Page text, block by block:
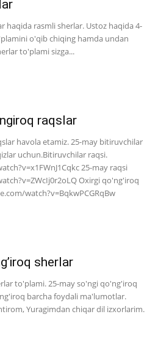
haqida rasmli sherlar. Ustoz haqida 4-
o'qib chiqing hamda undan
to'plami sizga...
raqslar
havola etamiz. 25-may bitiruvchilar
uchun.Bitiruvchilar raqsi.
25-may raqsi
Oxirgi qo'ng'iroq
watch?v=BqkwPCGRqBw
sherlar
to'plami. 25-may so'ngi qo'ng'iroq
barcha foydali ma'lumotlar.
Yuragimdan chiqar dil izxorlarim.